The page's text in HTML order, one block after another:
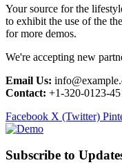
Your source for the
to exhibit the use of the
for more demos.
We're accepting new
Email Us:
Contact: +1-320-0123-
Facebook X (Twitter)
Subscribe to